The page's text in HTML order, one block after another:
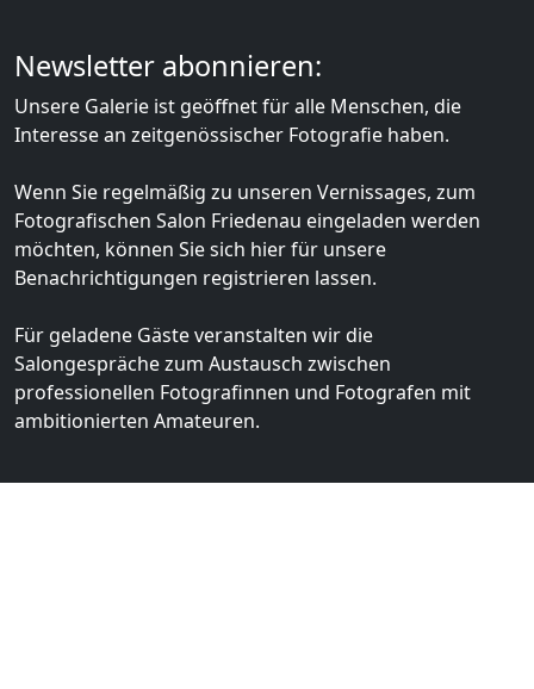
Newsletter abonnieren:
Unsere Galerie ist geöffnet für alle Menschen, die
Interesse an zeitgenössischer Fotografie haben.
Wenn Sie regelmäßig zu unseren Vernissages, zum
Fotografischen Salon Friedenau eingeladen werden
möchten, können Sie sich hier für unsere
Benachrichtigungen registrieren lassen.
Für geladene Gäste veranstalten wir die
Salongespräche zum Austausch zwischen
professionellen Fotografinnen und Fotografen mit
ambitionierten Amateuren.